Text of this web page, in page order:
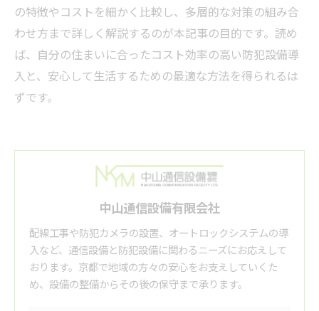
の特徴やコストを細かく比較し、多層的な対策の組み合
わせ方まで詳しく解説するのが本記事の目的です。読め
ば、自分の住まいに合ったコスト効率の高い防犯設備導
入と、安心して生活するための最適な方法を得られるは
ずです。
中山通信設備有限会社
配線工事や防犯カメラの設置、オートロックシステムの導
入など、通信設備と防犯設備に関わるニーズにお応えして
おります。京都で地域の方々の安心をお支えしていくた
め、設備の整備からその後の保守まで承ります。